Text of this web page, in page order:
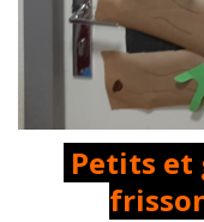
Petits et